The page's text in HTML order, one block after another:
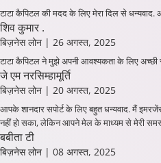
टाटा कैपिटल की मदद के लिए मेरा दिल से धन्यवाद.
शिव कुमार .
बिज़नेस लोन | 26 अगस्त, 2025
टाटा कैपिटल ने मुझे अपनी आवश्यकता के लिए अच्छी
जे एम नरसिम्हामूर्ति
बिज़नेस लोन | 20 अगस्त, 2025
आपके शानदार सपोर्ट के लिए बहुत धन्यवाद. मैं
नहीं हो सका, लेकिन आपने मेल के माध्यम से मेरी
बबीता टी
बिज़नेस लोन | 08 अगस्त, 2025